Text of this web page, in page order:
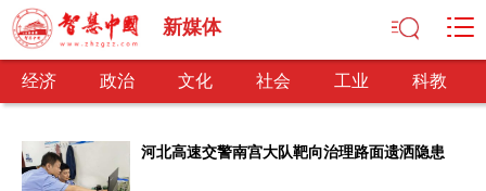
新媒体
经济 政治 文化 社会 工业 科教
河北高速交警南宫大队靶向治理路面遗洒隐患